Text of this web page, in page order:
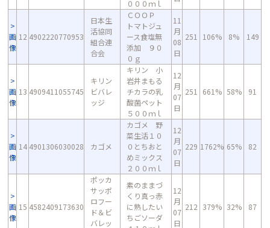
０００ｍｌ
画
像
12 4902220770953
日本生
活協同
組合連
合会
ＣＯＯＰ
トマトジュ
ース食塩無
添加 ９０
０ｇ
11
月
08
日
251 106% 8% 149
画
像
13 4909411055745
キリン
ビバレ
ッジ
キリン 小
岩井まもる
チカラの乳
酸菌ペット
５００ｍｌ
12
月
07
日
251 661% 58% 91
画
像
14 4901306030028 カゴメ
カゴメ 野
菜生活１０
０とちおと
めミックス
２００ｍｌ
12
月
07
日
229 1762% 65% 82
画
像
15 4582409173630
ポッカ
サッポ
ロフー
ド＆ビ
バレッ
素のままづ
くり真っ赤
に熟したい
ちごソーダ
12
月
07
日
212 379% 32% 87